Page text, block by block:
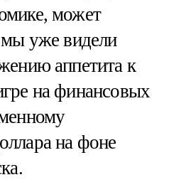
может
мы уже видели
аппетита к
на финансовых
на фоне